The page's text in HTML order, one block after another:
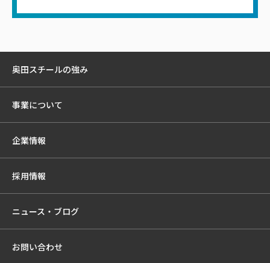
奥田スチールの強み
事業について
企業情報
採用情報
ニュース・ブログ
お問い合わせ